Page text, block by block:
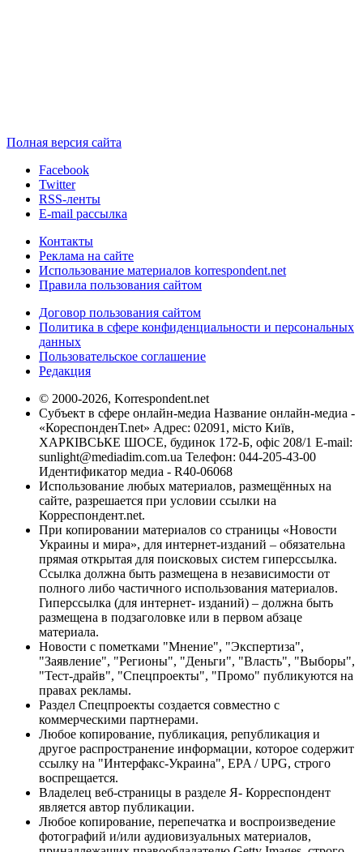
Полная версия сайта
Facebook
Twitter
RSS-ленты
E-mail рассылка
Контакты
Реклама на сайте
Использование материалов korrespondent.net
Правила пользования сайтом
Договор пользования сайтом
Политика в сфере конфиденциальности и персональных
данных
Пользовательское соглашение
Редакция
© 2000-2026, Korrespondent.net
Субъект в сфере онлайн-медиа Название онлайн-медиа -
«КореспонденТ.net» Адрес: 02091, місто Київ,
ХАРКІВСЬКЕ ШОСЕ, будинок 172-Б, офіс 208/1 E-mail:
sunlight@mediadim.com.ua Телефон: 044-205-43-00
Идентификатор медиа - R40-06068
Использование любых материалов, размещённых на
сайте, разрешается при условии ссылки на
Корреспондент.net.
При копировании материалов со страницы «Новости
Украины и мира», для интернет-изданий – обязательна
прямая открытая для поисковых систем гиперссылка.
Ссылка должна быть размещена в независимости от
полного либо частичного использования материалов.
Гиперссылка (для интернет- изданий) – должна быть
размещена в подзаголовке или в первом абзаце
материала.
Новости с пометками "Мнение", "Экспертиза",
"Заявление", "Регионы", "Деньги", "Власть", "Выборы",
"Тест-драйв", "Спецпроекты", "Промо" публикуются на
правах рекламы.
Раздел Спецпроекты создается совместно с
коммерческими партнерами.
Любое копирование, публикация, републикация и
другое распространение информации, которое содержит
ссылку на "Интерфакс-Украина", EPA / UPG, строго
воспрещается.
Владелец веб-страницы в разделе Я- Корреспондент
является автор публикации.
Любое копирование, перепечатка и воспроизведение
фотографий и/или аудиовизуальных материалов,